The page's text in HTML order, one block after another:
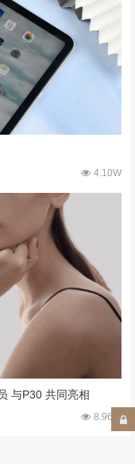
4.10W
与P30 共同亮相
8.96W